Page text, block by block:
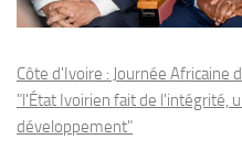
Côte d'Ivoire : Journée Africaine
"l'État Ivoirien fait de l'intégrité,
développement"